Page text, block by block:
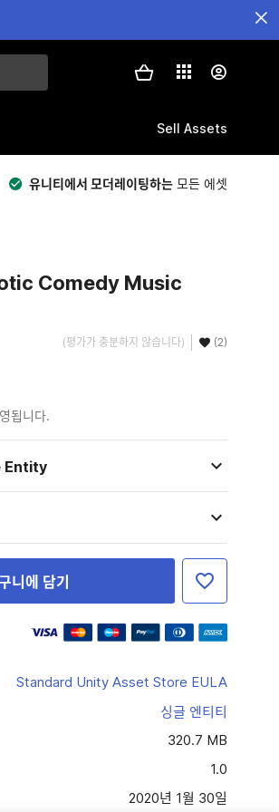
Sell Assets
유니티에서 모더레이팅하는 모든 에셋
Comedy Music
(평가가 충분하지 않습니다) (2)
됩니다.
Entity
니에 담기
Standard Unity Asset Store EULA
싱글 엔티티
320.7 MB
1.0
2020년 1월 30일